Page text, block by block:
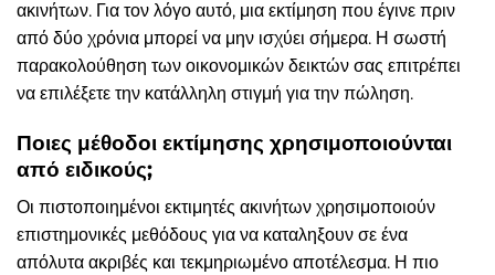
ακινήτων. Για τον λόγο αυτό, μια εκτίμηση που έγινε πριν
από δύο χρόνια μπορεί να μην ισχύει σήμερα. Η σωστή
παρακολούθηση των οικονομικών δεικτών σας επιτρέπει
να επιλέξετε την κατάλληλη στιγμή για την πώληση.
Ποιες μέθοδοι εκτίμησης χρησιμοποιούνται
από ειδικούς;
Οι πιστοποιημένοι εκτιμητές ακινήτων χρησιμοποιούν
επιστημονικές μεθόδους για να καταληξουν σε ένα
απόλυτα ακριβές και τεκμηριωμένο αποτέλεσμα. Η πιο